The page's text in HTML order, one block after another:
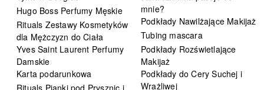
Hugo Boss Perfumy Męskie
Rituals Zestawy Kosmetyków
dla Mężczyzn do Ciała
Yves Saint Laurent Perfumy
Damskie
Karta podarunkowa
mnie?
Podkłady Nawilżające Makijaż
Tubing mascara
Podkłady Rozświetlające
Makijaż
Podkłady do Cery Suchej i
Wrażliwej